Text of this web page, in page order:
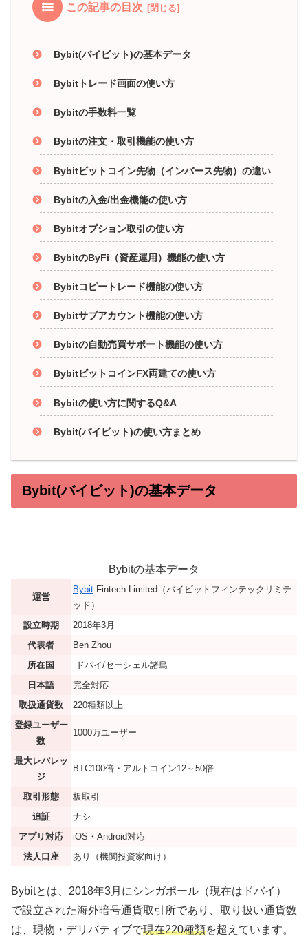
この記事の目次
Bybit(バイビット)の基本データ
Bybitトレード画面の使い方
Bybitの手数料一覧
Bybitの注文・取引機能の使い方
Bybitビットコイン先物（インバース先物）の違い
Bybitの入金/出金機能の使い方
Bybitオプション取引の使い方
BybitのByFi（資産運用）機能の使い方
Bybitコピートレード機能の使い方
Bybitサブアカウント機能の使い方
Bybitの自動売買サポート機能の使い方
BybitビットコインFX両建ての使い方
Bybitの使い方に関するQ&A
Bybit(バイビット)の使い方まとめ
Bybit(バイビット)の基本データ
Bybitの基本データ
運営
Bybit Fintech Limited（バイビットフィンテックリミテ
ッド）
設立時期
2018年3月
代表者
Ben Zhou
所在国
ドバイ/セーシェル諸島
日本語
完全対応
取扱通貨数
220種類以上
登録ユーザー
数
1000万ユーザー
最大レバレッ
ジ
BTC100倍・アルトコイン12～50倍
取引形態
板取引
追証
ナシ
アプリ対応
iOS・Android対応
法人口座
あり（機関投資家向け）
Bybitとは、2018年3月にシンガポール（現在はドバイ）
で設立された海外暗号通貨取引所であり、取り扱い通貨数
は、現物・デリバティブで現在220種類を超えています。